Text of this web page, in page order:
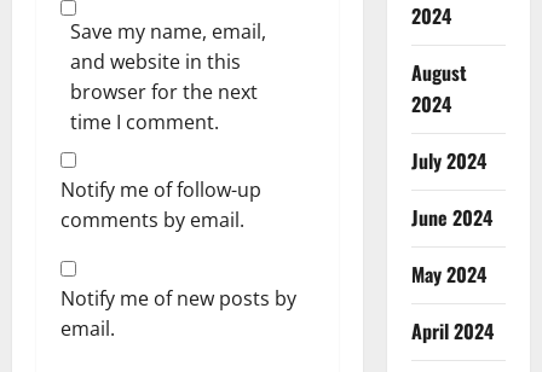
Save my name, email,
and website in this
browser for the next
time I comment.
Notify me of follow-up
comments by email.
Notify me of new posts by
email.
2024
August
2024
July 2024
June 2024
May 2024
April 2024